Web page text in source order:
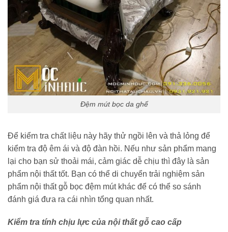
Đệm mút bọc da ghế
Để kiểm tra chất liệu này hãy thử ngồi lên và thả lỏng để
kiểm tra độ êm ái và độ đàn hồi. Nếu như sản phẩm mang
lại cho bạn sử thoải mái, cảm giác dễ chịu thì đây là sản
phẩm nội thất tốt. Bạn có thể di chuyển trải nghiệm sản
phẩm nội thất gỗ bọc đệm mút khác để có thể so sánh
đánh giá đưa ra cái nhìn tổng quan nhất.
Kiểm tra tính chịu lực của nội thất gỗ cao cấp